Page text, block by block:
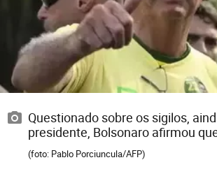
Questionado sobre os sigilos,
presidente, Bolsonaro afirmou
(foto: Pablo Porciuncula/AFP)